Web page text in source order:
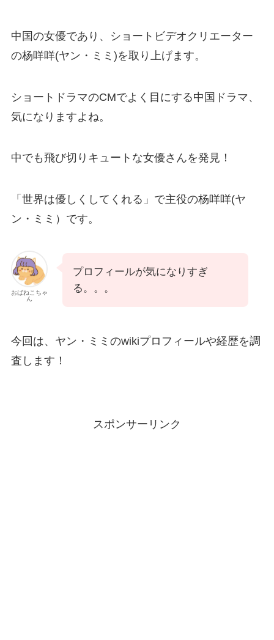
中国の女優であり、ショートビデオクリエーター
の杨咩咩(ヤン・ミミ)を取り上げます。
ショートドラマのCMでよく目にする中国ドラマ、
気になりますよね。
中でも飛び切りキュートな女優さんを発見！
「世界は優しくしてくれる」で主役の杨咩咩(ヤ
ン・ミミ）です。
おばねこちゃ
ん
プロフィールが気になりすぎ
る。。。
今回は、ヤン・ミミのwikiプロフィールや経歴を調
査します！
スポンサーリンク